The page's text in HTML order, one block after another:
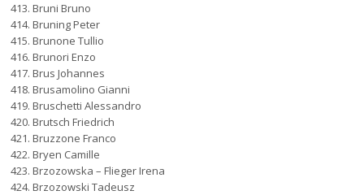
Bruni Bruno
Bruning Peter
Brunone Tullio
Brunori Enzo
Brus Johannes
Brusamolino Gianni
Bruschetti Alessandro
Brutsch Friedrich
Bruzzone Franco
Bryen Camille
Brzozowska – Flieger Irena
Brzozowski Tadeusz